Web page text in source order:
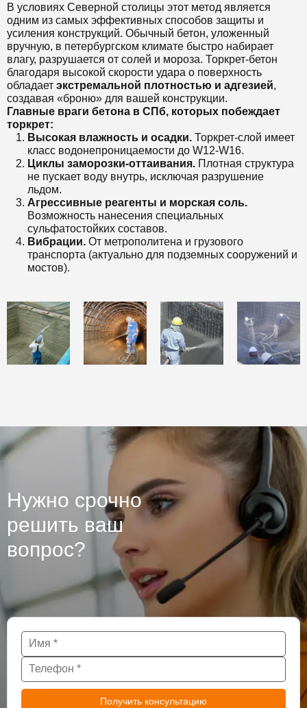
В условиях Северной столицы этот метод является
одним из самых эффективных способов защиты и
усиления конструкций. Обычный бетон, уложенный
вручную, в петербургском климате быстро набирает
влагу, разрушается от солей и мороза. Торкрет-бетон
благодаря высокой скорости удара о поверхность
обладает экстремальной плотностью и адгезией,
создавая «броню» для вашей конструкции.
Главные враги бетона в СПб, которых побеждает
торкрет:
Высокая влажность и осадки. Торкрет-слой имеет
класс водонепроницаемости до W12-W16.
Циклы заморозки-оттаивания. Плотная структура
не пускает воду внутрь, исключая разрушение
льдом.
Агрессивные реагенты и морская соль.
Возможность нанесения специальных
сульфатостойких составов.
Вибрации. От метрополитена и грузового
транспорта (актуально для подземных сооружений и
мостов).
Нужно срочно
решить ваш
вопрос?